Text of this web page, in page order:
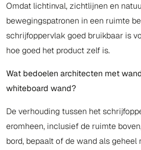
Omdat lichtinval, zichtlijnen en
bewegingspatronen in een ruimte
schrijfoppervlak goed bruikbaar is
hoe goed het product zelf is.
Wat bedoelen architecten met
whiteboard wand?
De verhouding tussen het
eromheen, inclusief de ruimte
bord, bepaalt of de wand als geheel